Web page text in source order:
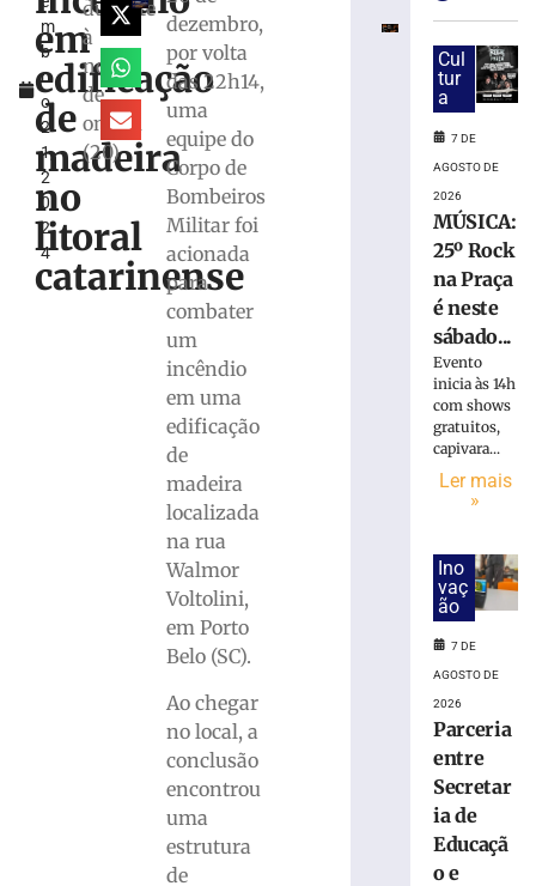
m
b
r
o
2
1,
2
0
2
4
em
edificação
de
madeira
no
litoral
catarinense
durante
à
noite
de
ontem
(20)
dezembro,
por volta
das 22h14,
uma
equipe do
Corpo de
Bombeiros
Militar foi
acionada
para
combater
um
incêndio
em uma
edificação
de
madeira
localizada
na rua
Walmor
Voltolini,
em Porto
Belo (SC).
Ao chegar
no local, a
conclusão
encontrou
uma
estrutura
de
por
suspeita
tortura
contra
Militar
apreende
drogas
Gaspar
Cul
tur
a
7 DE
AGOSTO DE
2026
MÚSICA:
25º Rock
na Praça
é neste
sábado...
Evento
inicia às 14h
com shows
gratuitos,
capivara...
Ler mais
»
Ino
vaç
ão
7 DE
AGOSTO DE
2026
Parceria
entre
Secretar
ia de
Educaçã
o e